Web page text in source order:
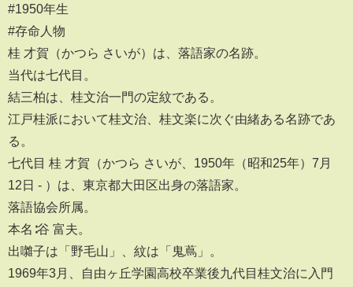
#1950年生
#存命人物
桂 才賀（かつら さいが）は、落語家の名跡。
当代は七代目。
結三柏は、桂文治一門の定紋である。
江戸桂派において桂文治、桂文楽に次ぐ由緒ある名跡であ
る。
七代目 桂 才賀（かつら さいが、1950年（昭和25年）7月
12日 - ）は、東京都大田区出身の落語家。
落語協会所属。
本名∶谷 富夫。
出囃子は「野毛山」、紋は「鬼蔦」。
1969年3月、自由ヶ丘学園高校卒業後九代目桂文治に入門